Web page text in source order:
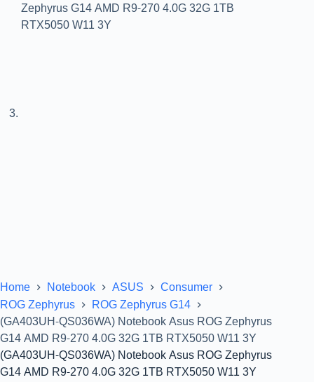
Home Notebook ASUS
Consumer
ROG Zephyrus
ROG Zephyrus G14
(GA403UH-QS036WA) Notebook Asus ROG Zephyrus
G14 AMD R9-270 4.0G 32G 1TB RTX5050 W11 3Y
(GA403UH-QS036WA) Notebook Asus ROG Zephyrus
G14 AMD R9-270 4.0G 32G 1TB RTX5050 W11 3Y